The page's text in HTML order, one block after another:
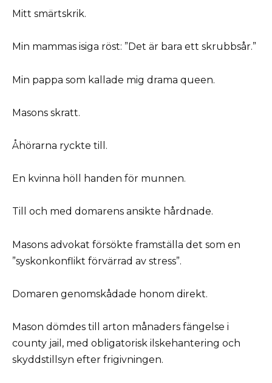
Mitt smärtskrik.
Min mammas isiga röst: ”Det är bara ett skrubbsår.”
Min pappa som kallade mig drama queen.
Masons skratt.
Åhörarna ryckte till.
En kvinna höll handen för munnen.
Till och med domarens ansikte hårdnade.
Masons advokat försökte framställa det som en
”syskonkonflikt förvärrad av stress”.
Domaren genomskådade honom direkt.
Mason dömdes till arton månaders fängelse i
county jail, med obligatorisk ilskehantering och
skyddstillsyn efter frigivningen.